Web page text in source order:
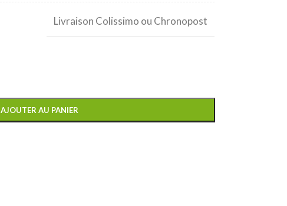
Livraison Colissimo ou Chronopost
AJOUTER AU PANIER